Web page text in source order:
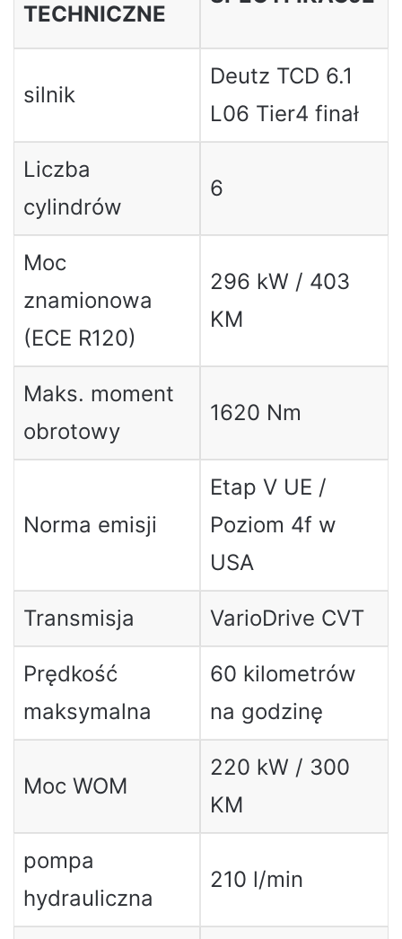
TECHNICZNE
silnik
Deutz TCD 6.1
L06 Tier4 finał
Liczba
cylindrów
6
Moc
znamionowa
(ECE R120)
296 kW / 403
KM
Maks. moment
obrotowy
1620 Nm
Norma emisji
Etap V UE /
Poziom 4f w
USA
Transmisja VarioDrive CVT
Prędkość
maksymalna
60 kilometrów
na godzinę
Moc WOM
220 kW / 300
KM
pompa
hydrauliczna
210 l/min